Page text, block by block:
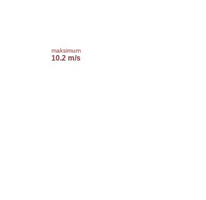
maksimum
10.2 m/s